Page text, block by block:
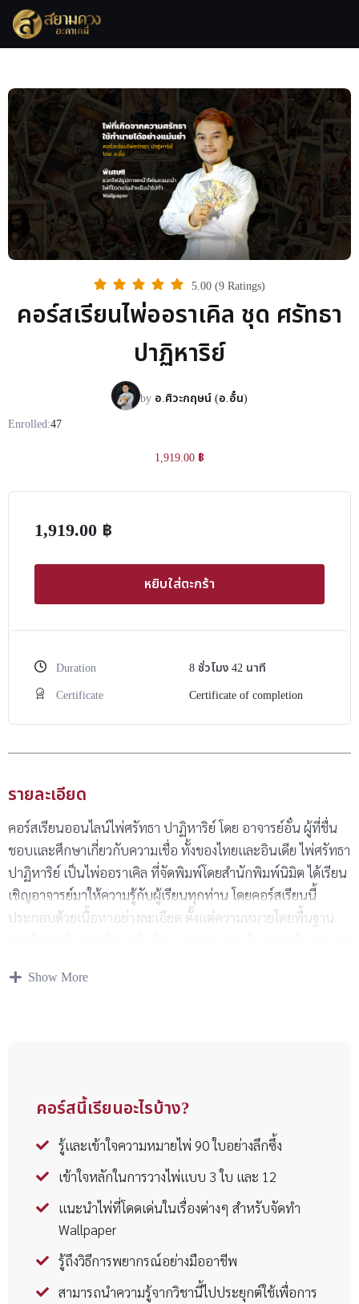
5.00 (9 Ratings)
คอร์สเรียนไพ่ออราเคิล ชุด ศรัทธา
ปาฏิหาริย์
by อ.ศิวะกฤษน์ (อ.อั๋น)
Enrolled:47
1,919.00 ฿
1,919.00 ฿
หยิบใส่ตะกร้า
Duration 8ชั่วโมง42 นาที
Certificate
Certificate of completion
รายละเอียด
คอร์สเรียนออนไลน์ไพ่ศรัทธา ปาฏิหาริย์ โดย อาจารย์อั๋น ผู้ที่ชื่น
ชอบและศึกษาเกี่ยวกับความเชื่อ ทั้งของไทยและอินเดีย ไพ่ศรัทธา
ปาฏิหาริย์ เป็นไพ่ออราเคิล ที่จัดพิมพ์โดยสำนักพิมพ์นิมิต ได้เรียน
เชิญอาจารย์มาให้ความรู้กับผู้เรียนทุกท่าน โดยคอร์สเรียนนี้
ประกอบด้วยเนื้อหาอย่างละเอียด ตั้งแต่ความหมายโดยพื้นฐาน
แบบสิบสอง พร้อมตัวอย่างการทำนายจริงให้ท่านเข้าใจและ
Show More
คอร์สนี้เรียนอะไรบ้าง?
รู้และเข้าใจความหมายไพ่ 90 ใบอย่างลึกซึ้ง
เข้าใจหลักในการวางไพ่แบบ 3 ใบ และ 12
แนะนำไพ่ที่โดดเด่นในเรื่องต่างๆ สำหรับจัดทำ
Wallpaper
รู้ถึงวิธีการพยากรณ์อย่างมืออาชีพ
สามารถนำความรู้จากวิชานี้ไปประยุกต์ใช้เพื่อการ